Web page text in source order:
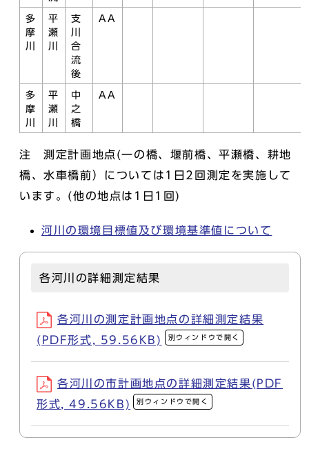
多
摩
川
平
瀬
川
支
川
合
流
後
AA
多
摩
川
平
瀬
川
中
之
橋
AA
注 測定計画地点(一の橋、堰前橋、平瀬橋、耕地
橋、水車橋前）については1日2回測定を実施して
います。(他の地点は1日1回)
河川の環境目標値及び環境基準値について
各河川の詳細測定結果
各河川の測定計画地点の詳細測定結果
(PDF形式, 59.56KB)
別ウィンドウで開く
各河川の市計画地点の詳細測定結果(PDF
形式, 49.56KB)
別ウィンドウで開く